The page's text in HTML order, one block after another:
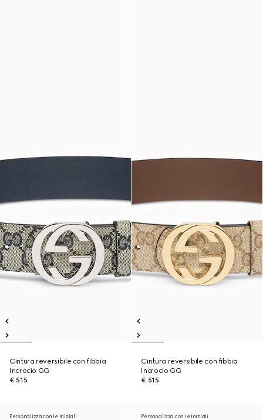
Cintura reversibile con fibbia
Incrocio GG
€ 515
Cintura reversibile con fibbia
Incrocio GG
€ 515
Personalizza con le iniziali Personalizza con le iniziali